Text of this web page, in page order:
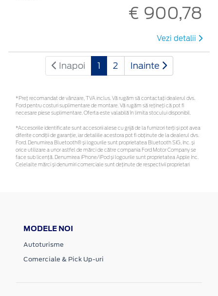
€ 900,78
Vezi detalii
Inapoi 1 2 Inainte
*Preţ recomandat de vânzare, TVA inclus. Vă rugăm să contactaţi dealerul dvs.
Ford pentru costuri suplimentare de montare. Vă rugăm să rețineți că pot fi
necesare piese suplimentare. Oferta este valabilă în limita stocului disponibil.
*Accesoriile identificate sunt accesorii alese cu grijă de la furnizori terți și pot avea
diferite condiții de garanție, iar detaliile acestora pot fi obținute de la dealerul dvs.
Ford. Denumirea Bluetooth® și logourile sunt proprietatea Bluetooth SIG, Inc. și
orice utilizare a unor astfel de mărci de către compania Ford Motor Company se
face sub licență. Denumirea iPhone/iPod și logourile sunt proprietatea Apple Inc.
Celelalte mărci și denumiri comerciale sunt deținute de respectivii proprietari
MODELE NOI
Autoturisme
Comerciale & Pick Up-uri